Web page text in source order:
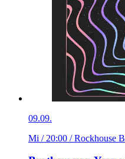
09.09.
Mi / 20:00 / Rockhouse